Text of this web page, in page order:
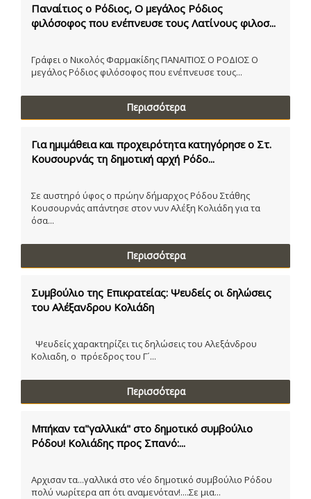
Παναίτιος ο Ρόδιος, Ο μεγάλος Ρόδιος
φιλόσοφος που ενέπνευσε τους Λατίνους φιλοσ...
Γράφει ο Νικολός Φαρμακίδης ΠΑΝΑΙΤΙΟΣ Ο ΡΟΔΙΟΣ Ο
μεγάλος Ρόδιος φιλόσοφος που ενέπνευσε τους...
Περισσότερα
Για ημιμάθεια και προχειρότητα κατηγόρησε ο Στ.
Κουσουρνάς τη δημοτική αρχή Ρόδο...
Σε αυστηρό ύφος ο πρώην δήμαρχος Ρόδου Στάθης
Κουσουρνάς απάντησε στον νυν Αλέξη Κολιάδη για τα
όσα...
Περισσότερα
Συμβούλιο της Επικρατείας: Ψευδείς οι δηλώσεις
του Αλέξανδρου Κολιάδη
Ψευδείς χαρακτηρίζει τις δηλώσεις του Αλεξάνδρου
Κολιαδη, ο πρόεδρος του Γ´...
Περισσότερα
Μπήκαν τα"γαλλικά" στο δημοτικό συμβούλιο
Ρόδου! Κολιάδης προς Σπανό:...
Αρχισαν τα...γαλλικά στο νέο δημοτικό συμβούλιο Ρόδου
πολύ νωρίτερα απ ότι αναμενόταν!....Σε μια...